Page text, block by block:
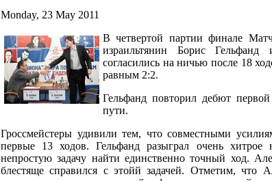
Monday, 23 May 2011
В четвертой партии финале
израильтянин Борис
согласились на ничью после 18
равным 2:2.
Гельфанд повторил дебют
пути.
Гроссмейстеры удивили тем, что совместными
первые 13 ходов. Гельфанд разыграл очень хитрое
непростую задачу найти единственно точный ход.
блестяще справился с этойй задачей. Отметим, что